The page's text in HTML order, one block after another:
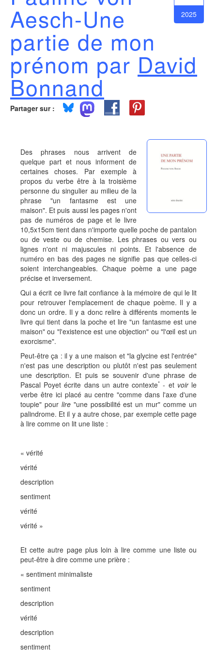
2025
Aesch-Une
partie de mon
prénom par David
Bonnand
Partager sur :
Des phrases nous arrivent de
quelque part et nous informent de
certaines choses. Par exemple à
propos du verbe être à la troisième
personne du singulier au milieu de la
phrase "un fantasme est une
maison". Et puis aussi les pages n'ont
pas de numéros de page et le livre
10,5x15cm tient dans n'importe quelle poche de pantalon
ou de veste ou de chemise. Les phrases ou vers ou
lignes n'ont ni majuscules ni points. Et l'absence de
numéro en bas des pages ne signifie pas que celles-ci
soient interchangeables. Chaque poème a une page
précise et inversement.
Qui a écrit ce livre fait confiance à la mémoire de qui le lit
pour retrouver l'emplacement de chaque poème. Il y a
donc un ordre. Il y a donc relire à différents moments le
livre qui tient dans la poche et lire "un fantasme est une
maison" ou "l'existence est une objection" ou "l'œil est un
exorcisme".
Peut-être ça : il y a une maison et "la glycine est l'entrée"
n'est pas une description ou plutôt n'est pas seulement
une description. Et puis se souvenir d'une phrase de
Pascal Poyet écrite dans un autre contexte* - et voir le
verbe être ici placé au centre "comme dans l'axe d'une
toupie" pour lire "une possibilité est un mur" comme un
palindrome. Et il y a autre chose, par exemple cette page
à lire comme on lit une liste :
« vérité
vérité
description
sentiment
vérité
vérité »
Et cette autre page plus loin à lire comme une liste ou
peut-être à dire comme une prière :
« sentiment minimaliste
sentiment
description
vérité
description
sentiment